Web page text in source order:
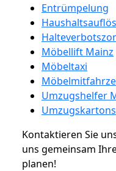
Entrümpelung
Möbellift Mainz
Möbeltaxi
Umzugshelfer
Umzugskartons
Kontaktieren Sie
uns gemeinsam
planen!